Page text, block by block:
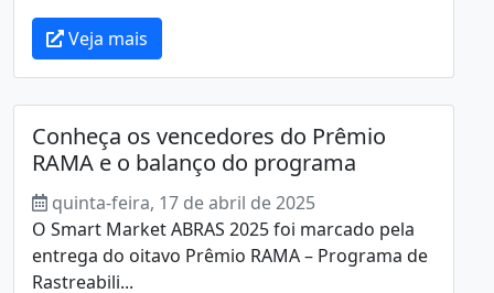
Veja mais
Conheça os vencedores do Prêmio
RAMA e o balanço do programa
quinta-feira, 17 de abril de 2025
O Smart Market ABRAS 2025 foi marcado pela
entrega do oitavo Prêmio RAMA – Programa de
Rastreabili...